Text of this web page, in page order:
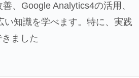
、Google Analytics4の活用、
知識を学べます。特に、実践
ました​